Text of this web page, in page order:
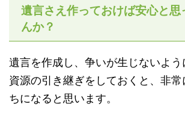
遺言さえ作っておけば安心と思
んか？
遺言を作成し、争いが生じないよ
資源の引き継ぎをしておくと、非
ちになると思います。